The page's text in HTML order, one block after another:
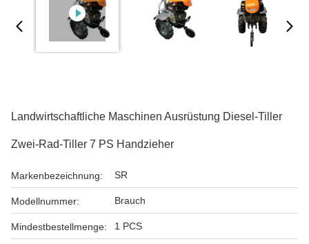
Landwirtschaftliche Maschinen Ausrüstung Diesel-Tiller
Zwei-Rad-Tiller 7 PS Handzieher
Markenbezeichnung: SR
Modellnummer: Brauch
Mindestbestellmenge: 1 PCS